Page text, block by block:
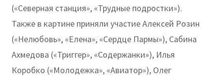
(«Северная станция», «Трудные подростки»).
Также в картине приняли участие Алексей Розин
(«Нелюбовь», «Елена», «Сердце Пармы»), Сабина
Ахмедова («Триггер», «Содержанки»), Илья
Коробко («Молодежка», «Авиатор»), Олег